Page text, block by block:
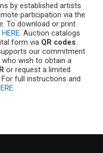
by established artists
participation via the
To download or print
HERE. Auction catalogs
form via QR codes
our commitment
who wish to obtain a
or request a limited
full instructions and
.